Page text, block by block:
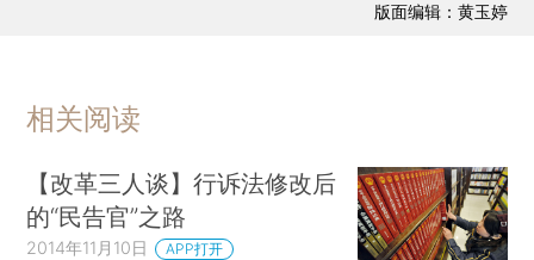
版面编辑：黄玉婷
相关阅读
【改革三人谈】行诉法修改后
的“民告官”之路
2014年11月10日 APP打开